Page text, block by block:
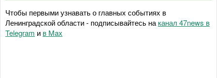
Чтобы первыми узнавать о главных событиях в
Ленинградской области - подписывайтесь на канал 47news в
Telegram и в Maх